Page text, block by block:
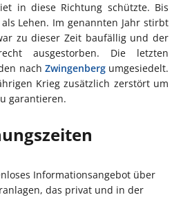
in diese Richtung schützte. Bis
Lehen. Im genannten Jahr stirbt
zu dieser Zeit baufällig und der
ausgestorben. Die letzten
nach Zwingenbergumgesiedelt.
Krieg zusätzlich zerstört um
garantieren.
Informationsangebot über
das privat und in der